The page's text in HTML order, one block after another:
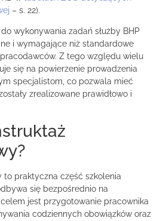
– s. 22).
wykonywania zadań służby BHP
i wymagające niż standardowe
Z tego względu wielu
się na powierzenie prowadzenia
specjalistom, co pozwala mieć
zrealizowane prawidłowo i
to praktyczna część szkolenia
się bezpośrednio na
jest przygotowanie pracownika
codziennych obowiązków oraz